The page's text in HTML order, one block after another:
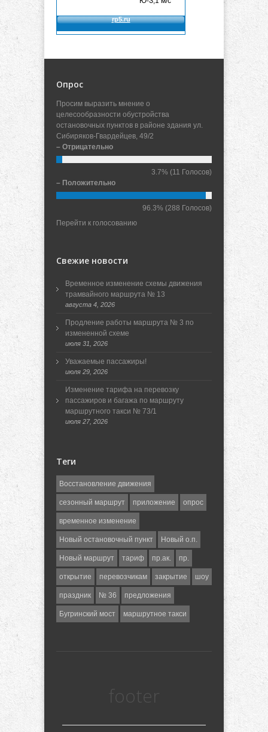
Опрос
Просим выразить мнение о
целесообразности обустройства
остановочных пунктов в районе здания ул.
Сибиряков-Гвардейцев, 49/2
– Отрицательно
3.7% (11 Голосов)
– Положительно
96.3% (288 Голосов)
Перейти к голосованию
Свежие новости
Временное изменение схемы движения
трамвайного маршрута № 13
августа 4, 2026
Продление работы маршрута № 3 по
измененной схеме
июля 31, 2026
Уважаемые пассажиры!
июля 29, 2026
Изменение тарифа на перевозку
пассажиров и багажа по маршруту
маршрутного такси № 73/1
июля 27, 2026
Теги
Восстановление движения
сезонный маршрут приложение опрос
временное изменение
Новый остановочный пункт Новый о.п.
Новый маршрут тариф пр.ак. пр.
открытие перевозчикам закрытие шоу
праздник № 36 предложения
Бугринский мост маршрутное такси
footer